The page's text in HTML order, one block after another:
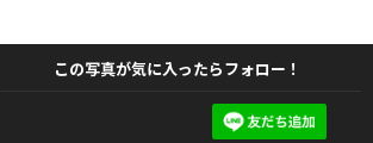
この写真が気に入ったらフォロー！